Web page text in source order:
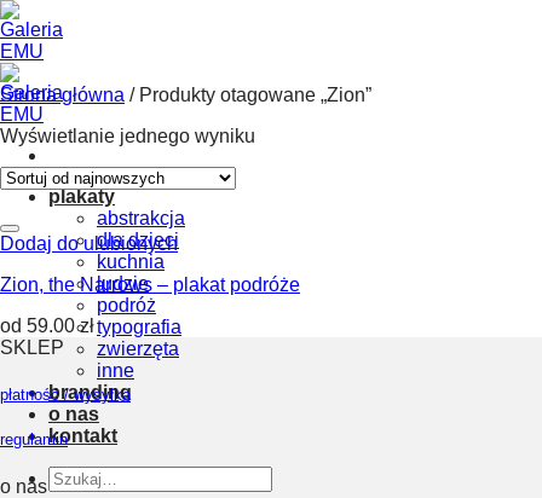
Skip
to
content
plakaty
abstrakcja
dla dzieci
kuchnia
ludzie
podróż
typografia
zwierzęta
inne
branding
o nas
kontakt
Szukaj:
Strona główna /Produkty otagowane „Zion”
Wyświetlanie jednego wyniku
Dodaj do ulubionych
Zion, the Narrows – plakat podróże
od 59.00zł
SKLEP
płatność / wysyłka
regulamin
o nas